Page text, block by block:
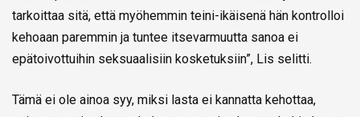
tarkoittaa sitä, että myöhemmin teini-ikäisenä hän kontrolloi
kehoaan paremmin ja tuntee itsevarmuutta sanoa ei
epätoivottuihin seksuaalisiin kosketuksiin”, Lis selitti.
Tämä ei ole ainoa syy, miksi lasta ei kannatta kehottaa,